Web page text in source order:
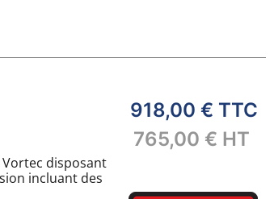
disposant
incluant des
918,00 € TTC
765,00 € HT